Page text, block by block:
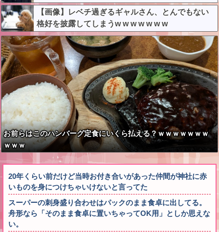
【画像】レベチ過ぎるギャルさん、とんでもない
格好を披露してしまうw w w w w w w
お前らはこのハンバーグ定食にいくら払える？ｗｗｗｗｗｗｗ
ｗｗｗ
20年くらい前だけど当時お付き合いがあった仲間が神社に赤
いものを身につけちゃいけないと言ってた
スーパーの刺身盛り合わせはパックのまま食卓に出してる。
舟形なら「そのまま食卓に置いちゃってOK用」としか思えな
い。